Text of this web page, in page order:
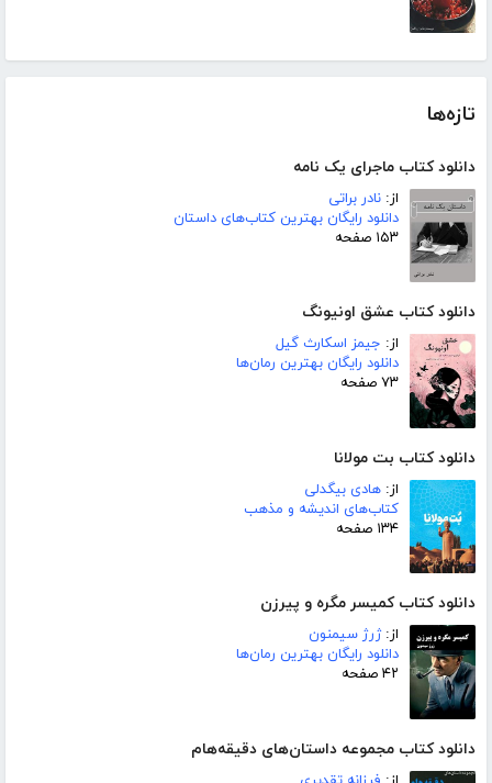
تازه‌ها
دانلود کتاب ماجرای یک نامه
از: نادر براتی
دانلود رایگان بهترین کتاب‌های داستان
۱۵۳ صفحه
دانلود کتاب عشق اونیونگ
از: جیمز اسکارث گیل
دانلود رایگان بهترین رمان‌ها
۷۳ صفحه
دانلود کتاب بت مولانا
از: هادی بیگدلی
کتاب‌های اندیشه و مذهب
۱۳۴ صفحه
دانلود کتاب کمیسر مگره و پیرزن
از:ژرژ سیمنون
دانلود رایگان بهترین رمان‌ها
۴۲ صفحه
دانلود کتاب مجموعه داستان‌های دقیقه‌هام